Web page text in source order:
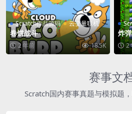
Scratch作品源码 云变量联机
卷饼战斗
2 年前 18.5K
炸
2
赛事文
Scratch国内赛事真题与模拟题